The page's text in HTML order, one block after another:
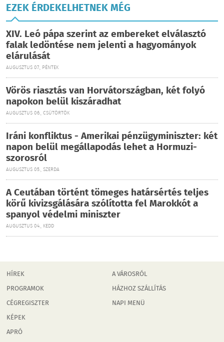
EZEK ÉRDEKELHETNEK MÉG
XIV. Leó pápa szerint az embereket elválasztó
falak ledöntése nem jelenti a hagyományok
elárulását
AUGUSZTUS 07., PÉNTEK
Vörös riasztás van Horvátországban, két folyó
napokon belül kiszáradhat
AUGUSZTUS 06., CSÜTÖRTÖK
Iráni konfliktus - Amerikai pénzügyminiszter: két
napon belül megállapodás lehet a Hormuzi-
szorosról
AUGUSZTUS 05., SZERDA
A Ceutában történt tömeges határsértés teljes
körű kivizsgálására szólította fel Marokkót a
spanyol védelmi miniszter
AUGUSZTUS 04., KEDD
HÍREK
PROGRAMOK
CÉGREGISZTER
KÉPEK
APRÓ
A VÁROSRÓL
HÁZHOZ SZÁLLÍTÁS
NAPI MENÜ